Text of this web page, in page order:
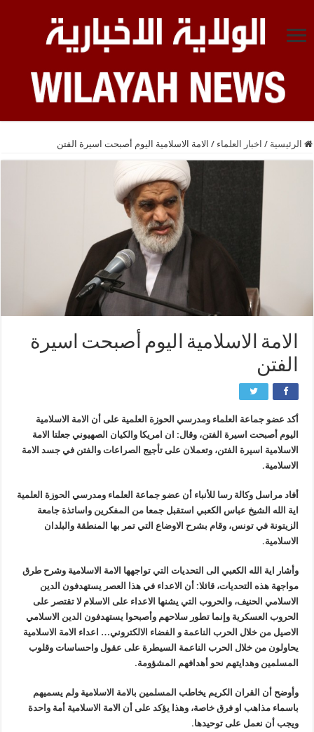
الرئيسية / اخبار العلماء / الامة الاسلامية اليوم أصبحت اسيرة الفتن
الامة الاسلامية اليوم أصبحت اسيرة
الفتن
أكد عضو جماعة العلماء ومدرسي الحوزة العلمية على أن الامة الاسلامية
اليوم أصبحت اسيرة الفتن، وقال: ان امريكا والكيان الصهيوني جعلتا الامة
الاسلامية اسيرة الفتن، وتعملان على تأجيج الصراعات والفتن في جسد الامة
الاسلامية.
أفاد مراسل وكالة رسا للأنباء أن عضو جماعة العلماء ومدرسي الحوزة العلمية
اية الله الشيخ عباس الكعبي استقبل جمعا من المفكرين واساتذة جامعة
الزيتونة في تونس، وقام بشرح الاوضاع التي تمر بها المنطقة والبلدان
الاسلامية.
وأشار اية الله الكعبي الى التحديات التي تواجهها الامة الاسلامية وشرح طرق
مواجهة هذه التحديات، قائلا: أن الاعداء في هذا العصر يستهدفون الدين
الاسلامي الحنيف، والحروب التي يشنها الاعداء على الاسلام لا تقتصر على
الحروب العسكرية وإنما تطور سلاحهم وأصبحوا يستهدفون الدين الاسلامي
الاصيل من خلال الحرب الناعمة و الفضاء الالكتروني… اعداء الامة الاسلامية
يحاولون من خلال الحرب الناعمة السيطرة على عقول واحساسات وقلوب
المسلمين وهدايتهم نحو أهدافهم المشؤومة.
وأوضح أن القران الكريم يخاطب المسلمين بالامة الاسلامية ولم يسميهم
باسماء مذاهب او فرق خاصة، وهذا يؤكد على أن الامة الاسلامية أمة واحدة
ويجب أن نعمل على توحيدها.